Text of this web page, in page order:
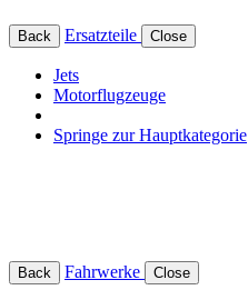
Back Ersatzteile Close
Jets
Motorflugzeuge
Springe zur Hauptkategorie
Back Fahrwerke Close